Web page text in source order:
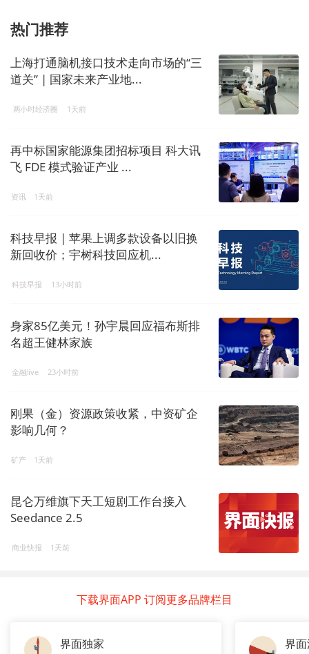
热门推荐
上海打通脑机接口技术走向市场的“三
道关” | 国家未来产业地...
两小时经济圈 1天前
再中标国家能源集团招标项目 科大讯
飞 FDE 模式验证产业 ...
资讯 1天前
科技早报 | 苹果上调多款设备以旧换
新回收价；宇树科技回应机...
科技早报 13小时前
身家85亿美元！孙宇晨回应福布斯排
名超王健林家族
金融live 23小时前
刚果（金）资源政策收紧，中资矿企
影响几何？
矿产 1天前
昆仑万维旗下天工短剧工作台接入
Seedance 2.5
商业快报 1天前
下载界面APP 订阅更多品牌栏目
界面独家 界